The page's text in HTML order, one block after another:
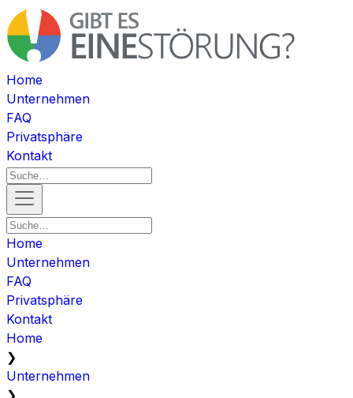
Home
Unternehmen
FAQ
Privatsphäre
Kontakt
Home
Unternehmen
FAQ
Privatsphäre
Kontakt
Home
❯
Unternehmen